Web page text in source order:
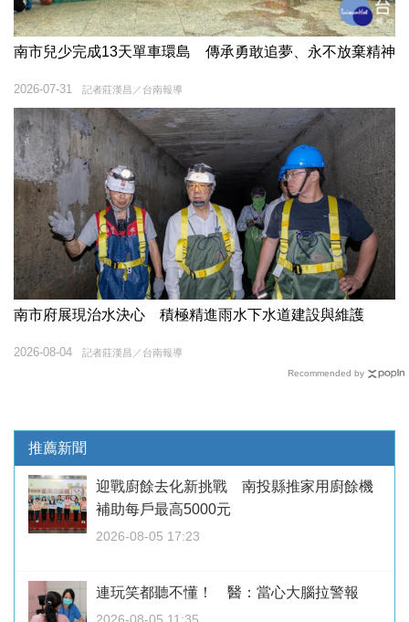
南市兒少完成13天單車環島 傳承勇敢追夢、永不放棄精神
記者莊漢昌／台南報導
2026-07-31
南市府展現治水決心 積極精進雨水下水道建設與維護
記者莊漢昌／台南報導
2026-08-04
Recommended by
推薦新聞
迎戰廚餘去化新挑戰 南投縣推家用廚餘機
補助每戶最高5000元
2026-08-05 17:23
連玩笑都聽不懂！ 醫：當心大腦拉警報